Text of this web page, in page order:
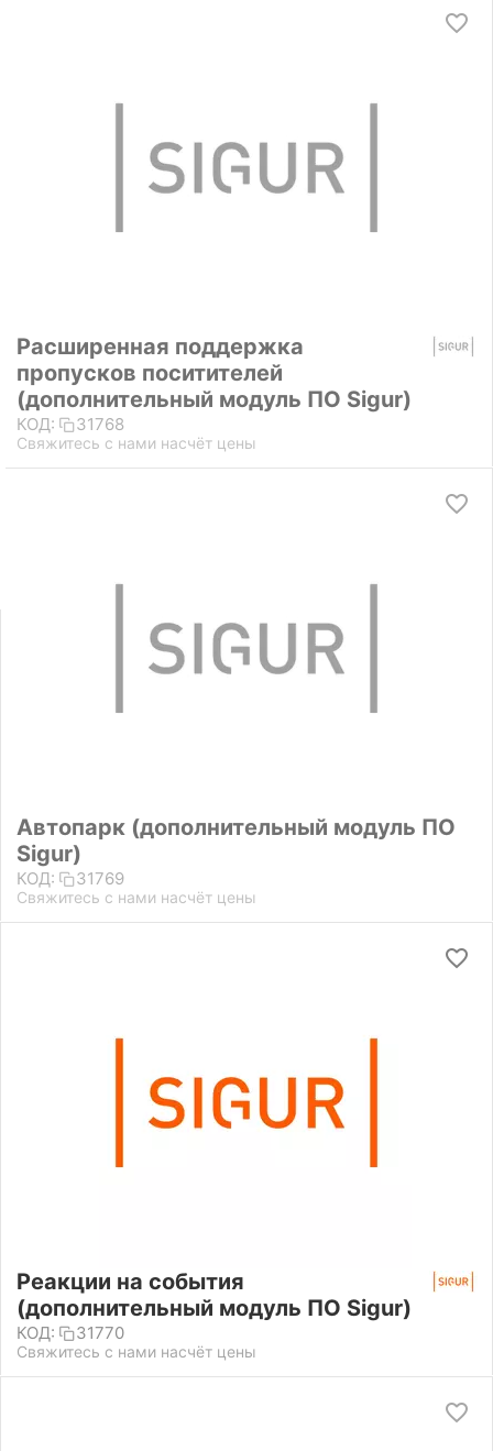
Расширенная поддержка
пропусков поситителей
(дополнительный модуль ПО Sigur)
КОД: 31768
Свяжитесь с нами насчёт цены
Автопарк (дополнительный модуль ПО
Sigur)
КОД: 31769
Свяжитесь с нами насчёт цены
Реакции на события
(дополнительный модуль ПО Sigur)
КОД: 31770
Свяжитесь с нами насчёт цены